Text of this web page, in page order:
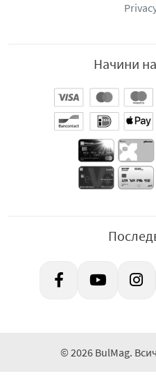
Начини
© 2026 BulMag.